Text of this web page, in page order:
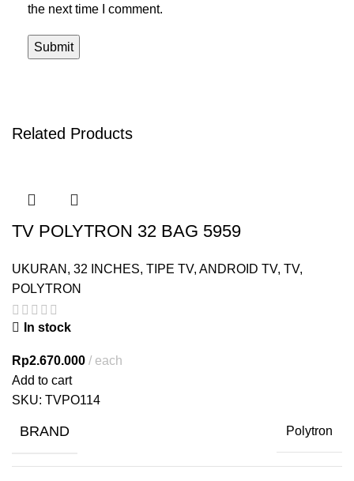
the next time I comment.
Related Products
TV POLYTRON 32 BAG 5959
UKURAN , 32 INCHES, TIPE TV, ANDROID TV, TV,
POLYTRON
In stock
Rp2.670.000
each
Add to cart
SKU: TVPO114
BRAND Polytron